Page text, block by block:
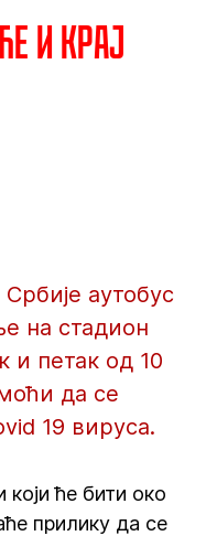
и крај
аутобус
на стадион
и петак од 10
да се
19 вируса.
ће бити око
прилику да се